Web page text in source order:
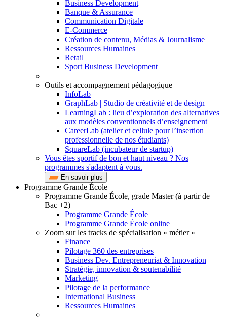
Business Development
Banque & Assurance
Communication Digitale
E-Commerce
Création de contenu, Médias & Journalisme
Ressources Humaines
Retail
Sport Business Development
Outils et accompagnement pédagogique
InfoLab
GraphLab | Studio de créativité et de design
LearningLab : lieu d’exploration des alternatives
aux modèles conventionnels d’enseignement
CareerLab (atelier et cellule pour l’insertion
professionnelle de nos étudiants)
SquareLab (incubateur de startup)
Vous êtes sportif de bon et haut niveau ? Nos
programmes s'adaptent à vous.
En savoir plus
Programme Grande École
Programme Grande École, grade Master (à partir de
Bac +2)
Programme Grande École
Programme Grande École online
Zoom sur les tracks de spécialisation « métier »
Finance
Pilotage 360 des entreprises
Business Dev. Entrepreneuriat & Innovation
Stratégie, innovation & soutenabilité
Marketing
Pilotage de la performance
International Business
Ressources Humaines